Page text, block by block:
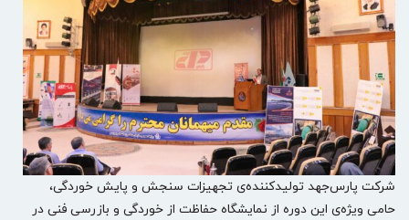
شرکت پارس‌جهد تولیدکننده‌ی تجهیزات سنجش و پایش خوردگی،
حامی ویژه‌ی این دوره از نمایشگاه حفاظت از خوردگی و بازرسی فنی در